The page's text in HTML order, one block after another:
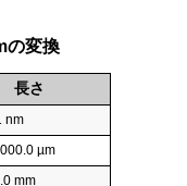
の変換
長さ
nm
µm
mm